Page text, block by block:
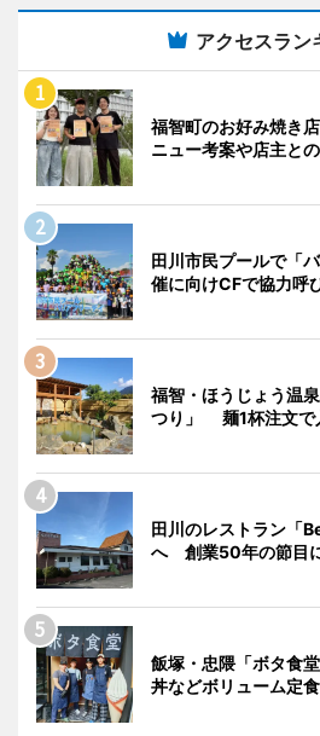
アクセスラン
福智町のお好み焼き
ニュー考案や店主と
田川市民プールで「
催に向けCFで協力呼
福智・ほうじょう温
つり」 麺1杯注文で
田川のレストラン「
へ 創業50年の節目
飯塚・忠隈「ボタ食
丼などボリューム定